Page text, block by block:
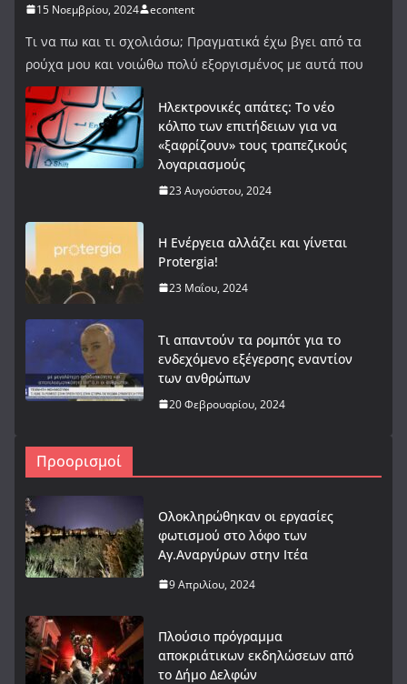
15 Νοεμβρίου, 2024 econtent
Τι να πω και τι σχολιάσω; Πραγματικά έχω βγει από τα
ρούχα μου και νοιώθω πολύ εξοργισμένος με αυτά που
Ηλεκτρονικές απάτες: Το νέο
κόλπο των επιτήδειων για να
«ξαφρίζουν» τους τραπεζικούς
λογαριασμούς
23 Αυγούστου, 2024
Η Ενέργεια αλλάζει και γίνεται
Protergia!
23 Μαΐου, 2024
Τι απαντούν τα ρομπότ για το
ενδεχόμενο εξέγερσης εναντίον
των ανθρώπων
20 Φεβρουαρίου, 2024
Προορισμοί
Ολοκληρώθηκαν οι εργασίες
φωτισμού στο λόφο των
Αγ.Αναργύρων στην Ιτέα
9 Απριλίου, 2024
Πλούσιο πρόγραμμα
αποκριάτικων εκδηλώσεων από
το Δήμο Δελφών